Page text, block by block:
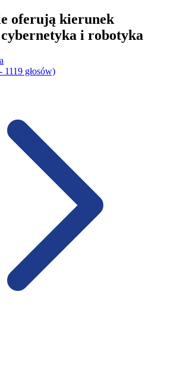
oferują kierunek
i robotyka
1119 głosów)